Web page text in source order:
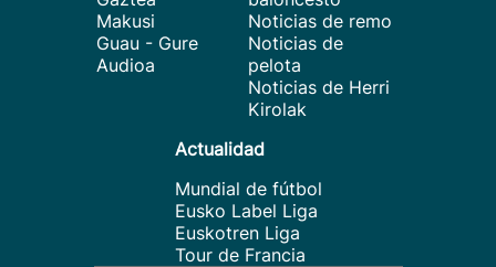
Makusi
Guau - Gure
Audioa
Noticias de remo
Noticias de
pelota
Noticias de Herri
Kirolak
Actualidad
Mundial de fútbol
Eusko Label Liga
Euskotren Liga
Tour de Francia